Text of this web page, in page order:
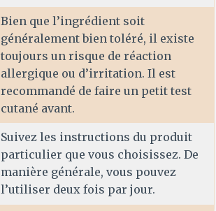
Bien que l’ingrédient soit
généralement bien toléré, il existe
toujours un risque de réaction
allergique ou d’irritation. Il est
recommandé de faire un petit test
cutané avant.
Suivez les instructions du produit
particulier que vous choisissez. De
manière générale, vous pouvez
l’utiliser deux fois par jour.